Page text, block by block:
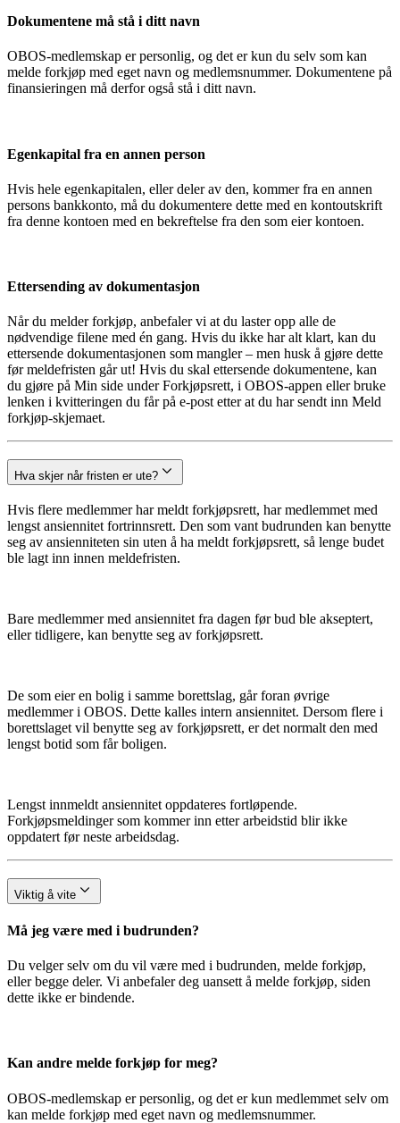
Dokumentene må stå i ditt navn
OBOS-medlemskap er personlig, og det er kun du selv som kan
melde forkjøp med eget navn og medlemsnummer. Dokumentene på
finansieringen må derfor også stå i ditt navn.
Egenkapital fra en annen person
Hvis hele egenkapitalen, eller deler av den, kommer fra en annen
persons bankkonto, må du dokumentere dette med en kontoutskrift
fra denne kontoen med en bekreftelse fra den som eier kontoen.
Ettersending av dokumentasjon
Når du melder forkjøp, anbefaler vi at du laster opp alle de
nødvendige filene med én gang. Hvis du ikke har alt klart, kan du
ettersende dokumentasjonen som mangler – men husk å gjøre dette
før meldefristen går ut! Hvis du skal ettersende dokumentene, kan
du gjøre på Min side under Forkjøpsrett, i OBOS-appen eller bruke
lenken i kvitteringen du får på e-post etter at du har sendt inn Meld
forkjøp-skjemaet.
Hva skjer når fristen er ute?
Hvis flere medlemmer har meldt forkjøpsrett, har medlemmet med
lengst ansiennitet fortrinnsrett. Den som vant budrunden kan benytte
seg av ansienniteten sin uten å ha meldt forkjøpsrett, så lenge budet
ble lagt inn innen meldefristen.
Bare medlemmer med ansiennitet fra dagen før bud ble akseptert,
eller tidligere, kan benytte seg av forkjøpsrett.
De som eier en bolig i samme borettslag, går foran øvrige
medlemmer i OBOS. Dette kalles intern ansiennitet. Dersom flere i
borettslaget vil benytte seg av forkjøpsrett, er det normalt den med
lengst botid som får boligen.
Lengst innmeldt ansiennitet oppdateres fortløpende.
Forkjøpsmeldinger som kommer inn etter arbeidstid blir ikke
oppdatert før neste arbeidsdag.
Viktig å vite
Må jeg være med i budrunden?
Du velger selv om du vil være med i budrunden, melde forkjøp,
eller begge deler. Vi anbefaler deg uansett å melde forkjøp, siden
dette ikke er bindende.
Kan andre melde forkjøp for meg?
OBOS-medlemskap er personlig, og det er kun medlemmet selv om
kan melde forkjøp med eget navn og medlemsnummer.